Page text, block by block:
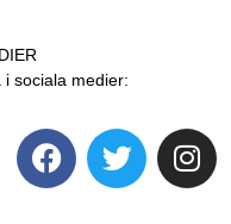
i sociala medier: